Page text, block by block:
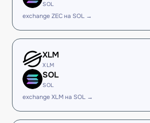
SOL
exchange ZEC на SOL →
XLM
XLM
SOL
SOL
exchange XLM на SOL →